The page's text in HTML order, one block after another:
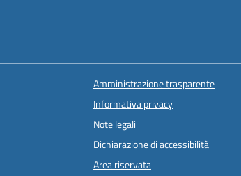
Amministrazione trasparente
Informativa privacy
Note legali
Dichiarazione di accessibilità
Area riservata